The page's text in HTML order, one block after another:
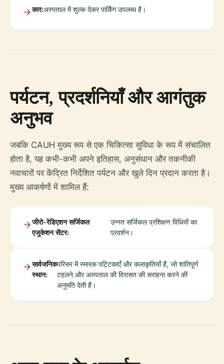
कार:अस्पताल में शुल्क देकर पार्किंग उपलब्ध है।
पर्यटन, प्रदर्शनियाँ और आगंतुक
अनुभव
जबकि CAUH मुख्य रूप से एक चिकित्सा सुविधा के रूप में संचालित
होता है, यह कभी-कभी अपने इतिहास, अनुसंधान और तकनीकी
नवाचारों पर केंद्रित निर्देशित पर्यटन और खुले दिन प्रदान करता है।
मुख्य आकर्षणों में शामिल हैं:
जीरो-रेडिएशन सर्जिकल
एजुकेशन सेंटर:
उन्नत सर्जिकल प्रशिक्षण विधियों का
प्रदर्शन।
सार्वजनिक
स्थान:
परिसर में स्मारक पट्टिकाएँ और कलाकृतियाँ हैं, जो शांतिपूर्ण
टहलने और अस्पताल की विरासत की सराहना करने की
अनुमति देती हैं।